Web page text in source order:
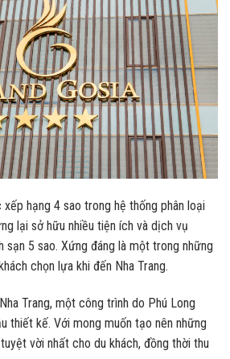
hạng 4 sao trong hệ thống phân loại
lại sở hữu nhiều tiện ích và dịch vụ
sạn 5 sao. Xứng đáng là một trong những
chọn lựa khi đến Nha Trang.
Trang, một công trình do Phú Long
thiết kế. Với mong muốn tạo nên những
vời nhất cho du khách, đồng thời thu